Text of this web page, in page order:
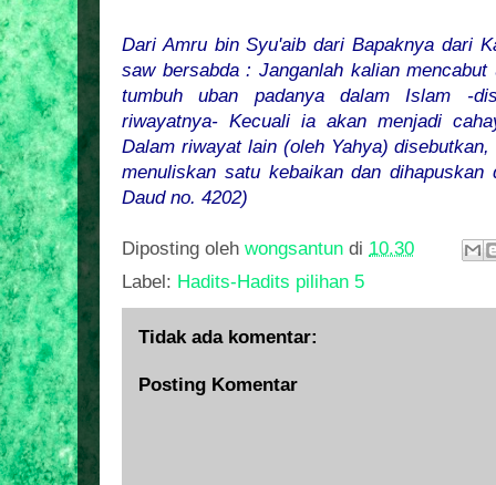
Dari Amru bin Syu'aib dari Bapaknya dari
saw bersabda : Janganlah kalian
tumbuh uban padanya dalam Islam -
riwayatnya- Kecuali ia akan menjadi
Dalam riwayat lain (oleh Yahya)
menuliskan satu kebaikan dan
Daud no. 4202)
Diposting oleh wongsantun di 10.30
Label: Hadits-Hadits pilihan 5
Tidak ada komentar:
Posting Komentar